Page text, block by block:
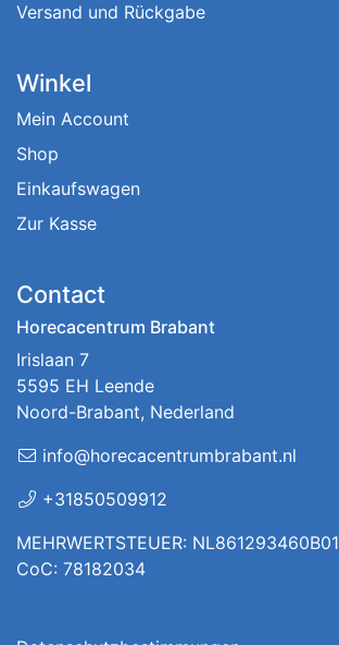
Versand und Rückgabe
Winkel
Mein Account
Shop
Einkaufswagen
Zur Kasse
Contact
Horecacentrum Brabant
Irislaan 7
5595 EH Leende
Noord-Brabant, Nederland
info@horecacentrumbrabant.nl
+31850509912
MEHRWERTSTEUER: NL861293460B01
CoC: 78182034